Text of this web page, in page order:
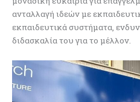
ανταλλαγή ιδεών με
εκπαιδευτικά συστήματα,
διδασκαλία του για το μέλλον.